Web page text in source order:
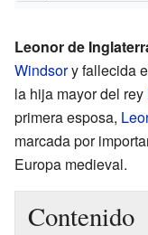
Leonor de
Windsory fallecida
la hija mayor del rey
primera esposa,
marcada por
Europa medieval.
Contenido